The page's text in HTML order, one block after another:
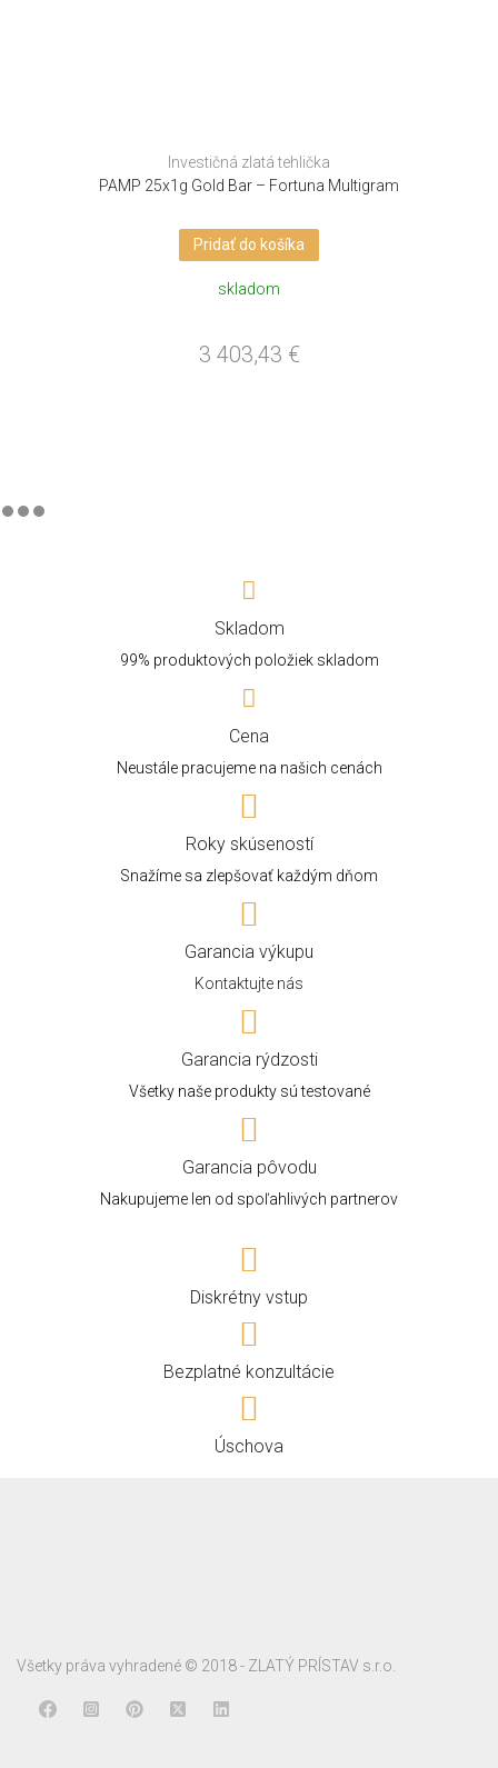
Investičná zlatá tehlička
PAMP 25x1g Gold Bar – Fortuna Multigram
Pridať do košíka
skladom
3 403,43 €
Skladom
99% produktových položiek skladom
Cena
Neustále pracujeme na našich cenách
Roky skúseností
Snažíme sa zlepšovať každým dňom
Garancia výkupu
Kontaktujte nás
Garancia rýdzosti
Všetky naše produkty sú testované
Garancia pôvodu
Nakupujeme len od spoľahlivých partnerov
Diskrétny vstup
Bezplatné konzultácie
Úschova
Všetky práva vyhradené © 2018 - ZLATÝ PRÍSTAV s.r.o.